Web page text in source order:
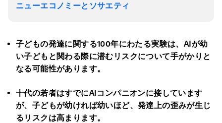
ニューエコノミーとソサエティ
子どもの発達に関する100年にわたる実験は、AIが幼
い子どもと関わる際に潜むリスクについて手がかりと
なる可能性があります。
十代の若者はすでにAIコンパニオンに接しています
が、子どもが幼ければ幼いほど、発達上の歪みが生じ
るリスクは高まります。